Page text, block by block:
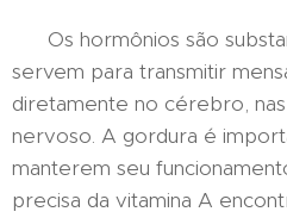
Os hormônios são
servem para transmitir
diretamente no cérebro,
nervoso. A gordura é
manterem seu
precisa da vitamina A